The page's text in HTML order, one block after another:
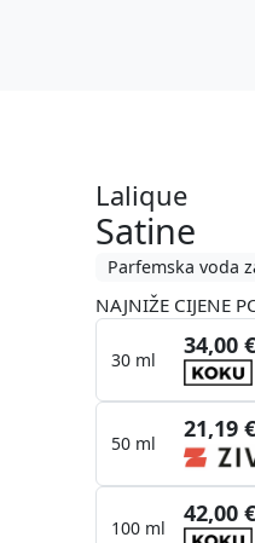
Lalique
Satine
Parfemska voda
NAJNIŽE CIJENE
30 ml
34,00
50 ml
21,19
100 ml
42,00